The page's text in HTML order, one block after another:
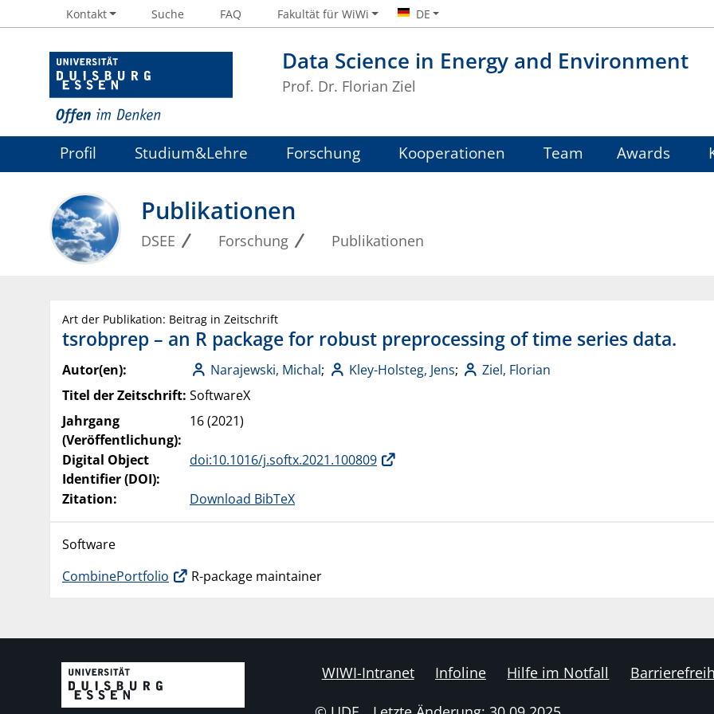
Data Science in Energy and Environment
Prof. Dr. Florian Ziel
Kontakt Suche FAQ Fakultät für WiWi DE
Profil Studium&Lehre Forschung Kooperationen Team Awards
Publikationen
DSEE Forschung Publikationen
Art der Publikation: Beitrag in Zeitschrift
tsrobprep – an R package for robust preprocessing of time series data.
Autor(en): Narajewski, Michal; Kley-Holsteg, Jens;
Ziel, Florian
Titel der Zeitschrift: SoftwareX
Jahrgang
(Veröffentlichung):
16 (2021)
Digital Object
Identifier (DOI):
doi:10.1016/j.softx.2021.100809
Zitation: Download BibTeX
Software
CombinePortfolio
R-package maintainer
WIWI-Intranet Infoline Hilfe im Notfall